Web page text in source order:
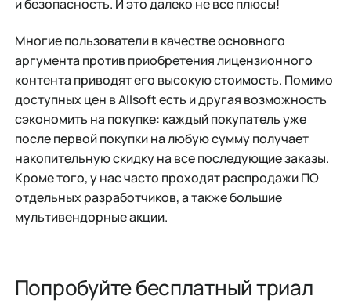
и безопасность. И это далеко не все плюсы!
Многие пользователи в качестве основного
аргумента против приобретения лицензионного
контента приводят его высокую стоимость. Помимо
доступных цен в Allsoft есть и другая возможность
сэкономить на покупке: каждый покупатель уже
после первой покупки на любую сумму получает
накопительную скидку на все последующие заказы.
Кроме того, у нас часто проходят распродажи ПО
отдельных разработчиков, а также большие
мультивендорные акции.
Попробуйте бесплатный триал